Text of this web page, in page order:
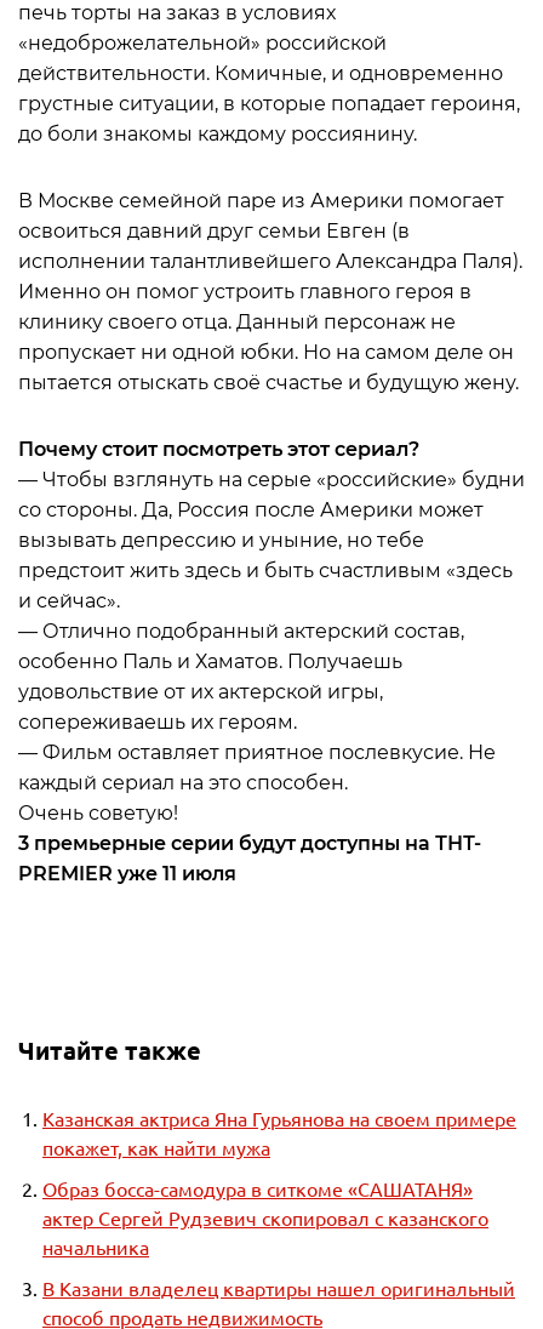
печь торты на заказ в условиях
«недоброжелательной» российской
действительности. Комичные, и одновременно
грустные ситуации, в которые попадает героиня,
до боли знакомы каждому россиянину.
В Москве семейной паре из Америки помогает
освоиться давний друг семьи Евген (в
исполнении талантливейшего Александра Паля).
Именно он помог устроить главного героя в
клинику своего отца. Данный персонаж не
пропускает ни одной юбки. Но на самом деле он
пытается отыскать своё счастье и будущую жену.
Почему стоит посмотреть этот сериал?
— Чтобы взглянуть на серые «российские» будни
со стороны. Да, Россия после Америки может
вызывать депрессию и уныние, но тебе
предстоит жить здесь и быть счастливым «здесь
и сейчас».
— Отлично подобранный актерский состав,
особенно Паль и Хаматов. Получаешь
удовольствие от их актерской игры,
сопереживаешь их героям.
— Фильм оставляет приятное послевкусие. Не
каждый сериал на это способен.
Очень советую!
3 премьерные серии будут доступны на ТНТ-
PREMIER уже 11 июля
Читайте также
Казанская актриса Яна Гурьянова на своем примере
покажет, как найти мужа
Образ босса-самодура в ситкоме «САШАТАНЯ»
актер Сергей Рудзевич скопировал с казанского
начальника
В Казани владелец квартиры нашел оригинальный
способ продать недвижимость